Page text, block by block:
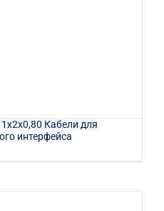
Кабели для
интерфейса